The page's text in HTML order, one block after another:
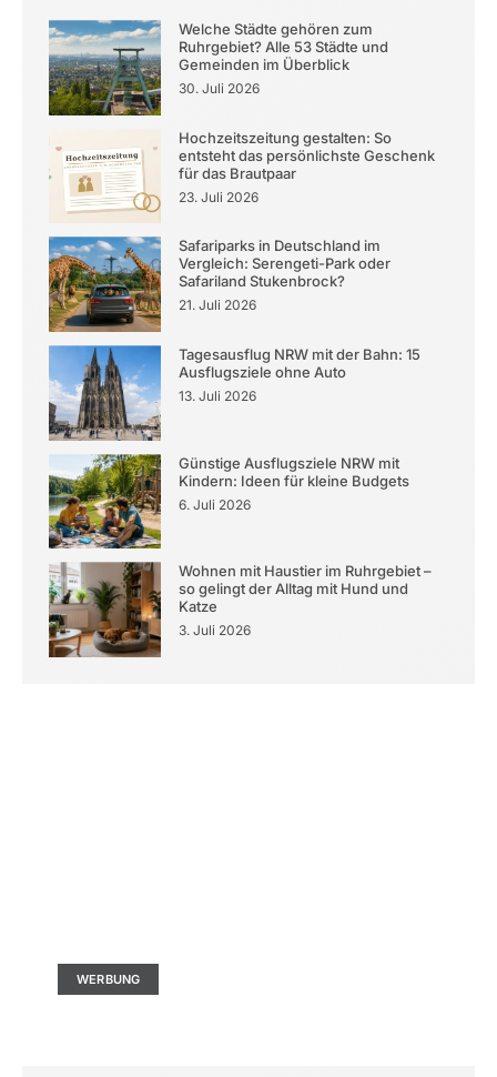
Welche Städte gehören zum
Ruhrgebiet? Alle 53 Städte und
Gemeinden im Überblick
30. Juli 2026
Hochzeitszeitung gestalten: So
entsteht das persönlichste Geschenk
für das Brautpaar
23. Juli 2026
Safariparks in Deutschland im
Vergleich: Serengeti-Park oder
Safariland Stukenbrock?
21. Juli 2026
Tagesausflug NRW mit der Bahn: 15
Ausflugsziele ohne Auto
13. Juli 2026
Günstige Ausflugsziele NRW mit
Kindern: Ideen für kleine Budgets
6. Juli 2026
Wohnen mit Haustier im Ruhrgebiet –
so gelingt der Alltag mit Hund und
Katze
3. Juli 2026
WERBUNG